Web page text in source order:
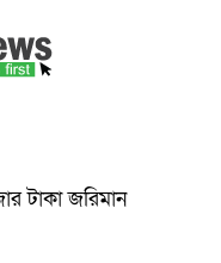
টাকা জরিমান